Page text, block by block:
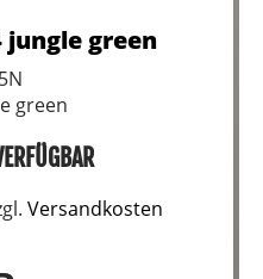
green
green
Versandkosten